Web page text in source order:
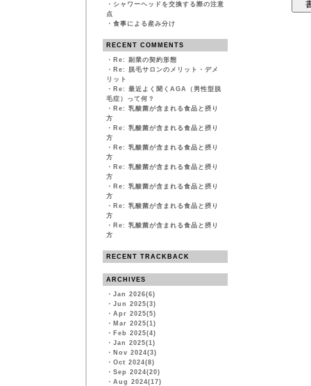
・ シャワーヘッドを交換する際の注意
点
・ 食事による産み分け
RECENT COMMENTS
・ Re: 副業の契約形態
・ Re: 脱毛サロンのメリット・デメ
リット
・ Re: 最近よく聞くAGA（男性型脱
毛症）って何？
・ Re: 乳酸菌が含まれる食品と摂り
方
・ Re: 乳酸菌が含まれる食品と摂り
方
・ Re: 乳酸菌が含まれる食品と摂り
方
・ Re: 乳酸菌が含まれる食品と摂り
方
・ Re: 乳酸菌が含まれる食品と摂り
方
・ Re: 乳酸菌が含まれる食品と摂り
方
・ Re: 乳酸菌が含まれる食品と摂り
方
RECENT TRACKBACK
ARCHIVES
・ Jan 2026(6)
・ Jun 2025(3)
・ Apr 2025(5)
・ Mar 2025(1)
・ Feb 2025(4)
・ Jan 2025(1)
・ Nov 2024(3)
・ Oct 2024(8)
・ Sep 2024(20)
・ Aug 2024(17)